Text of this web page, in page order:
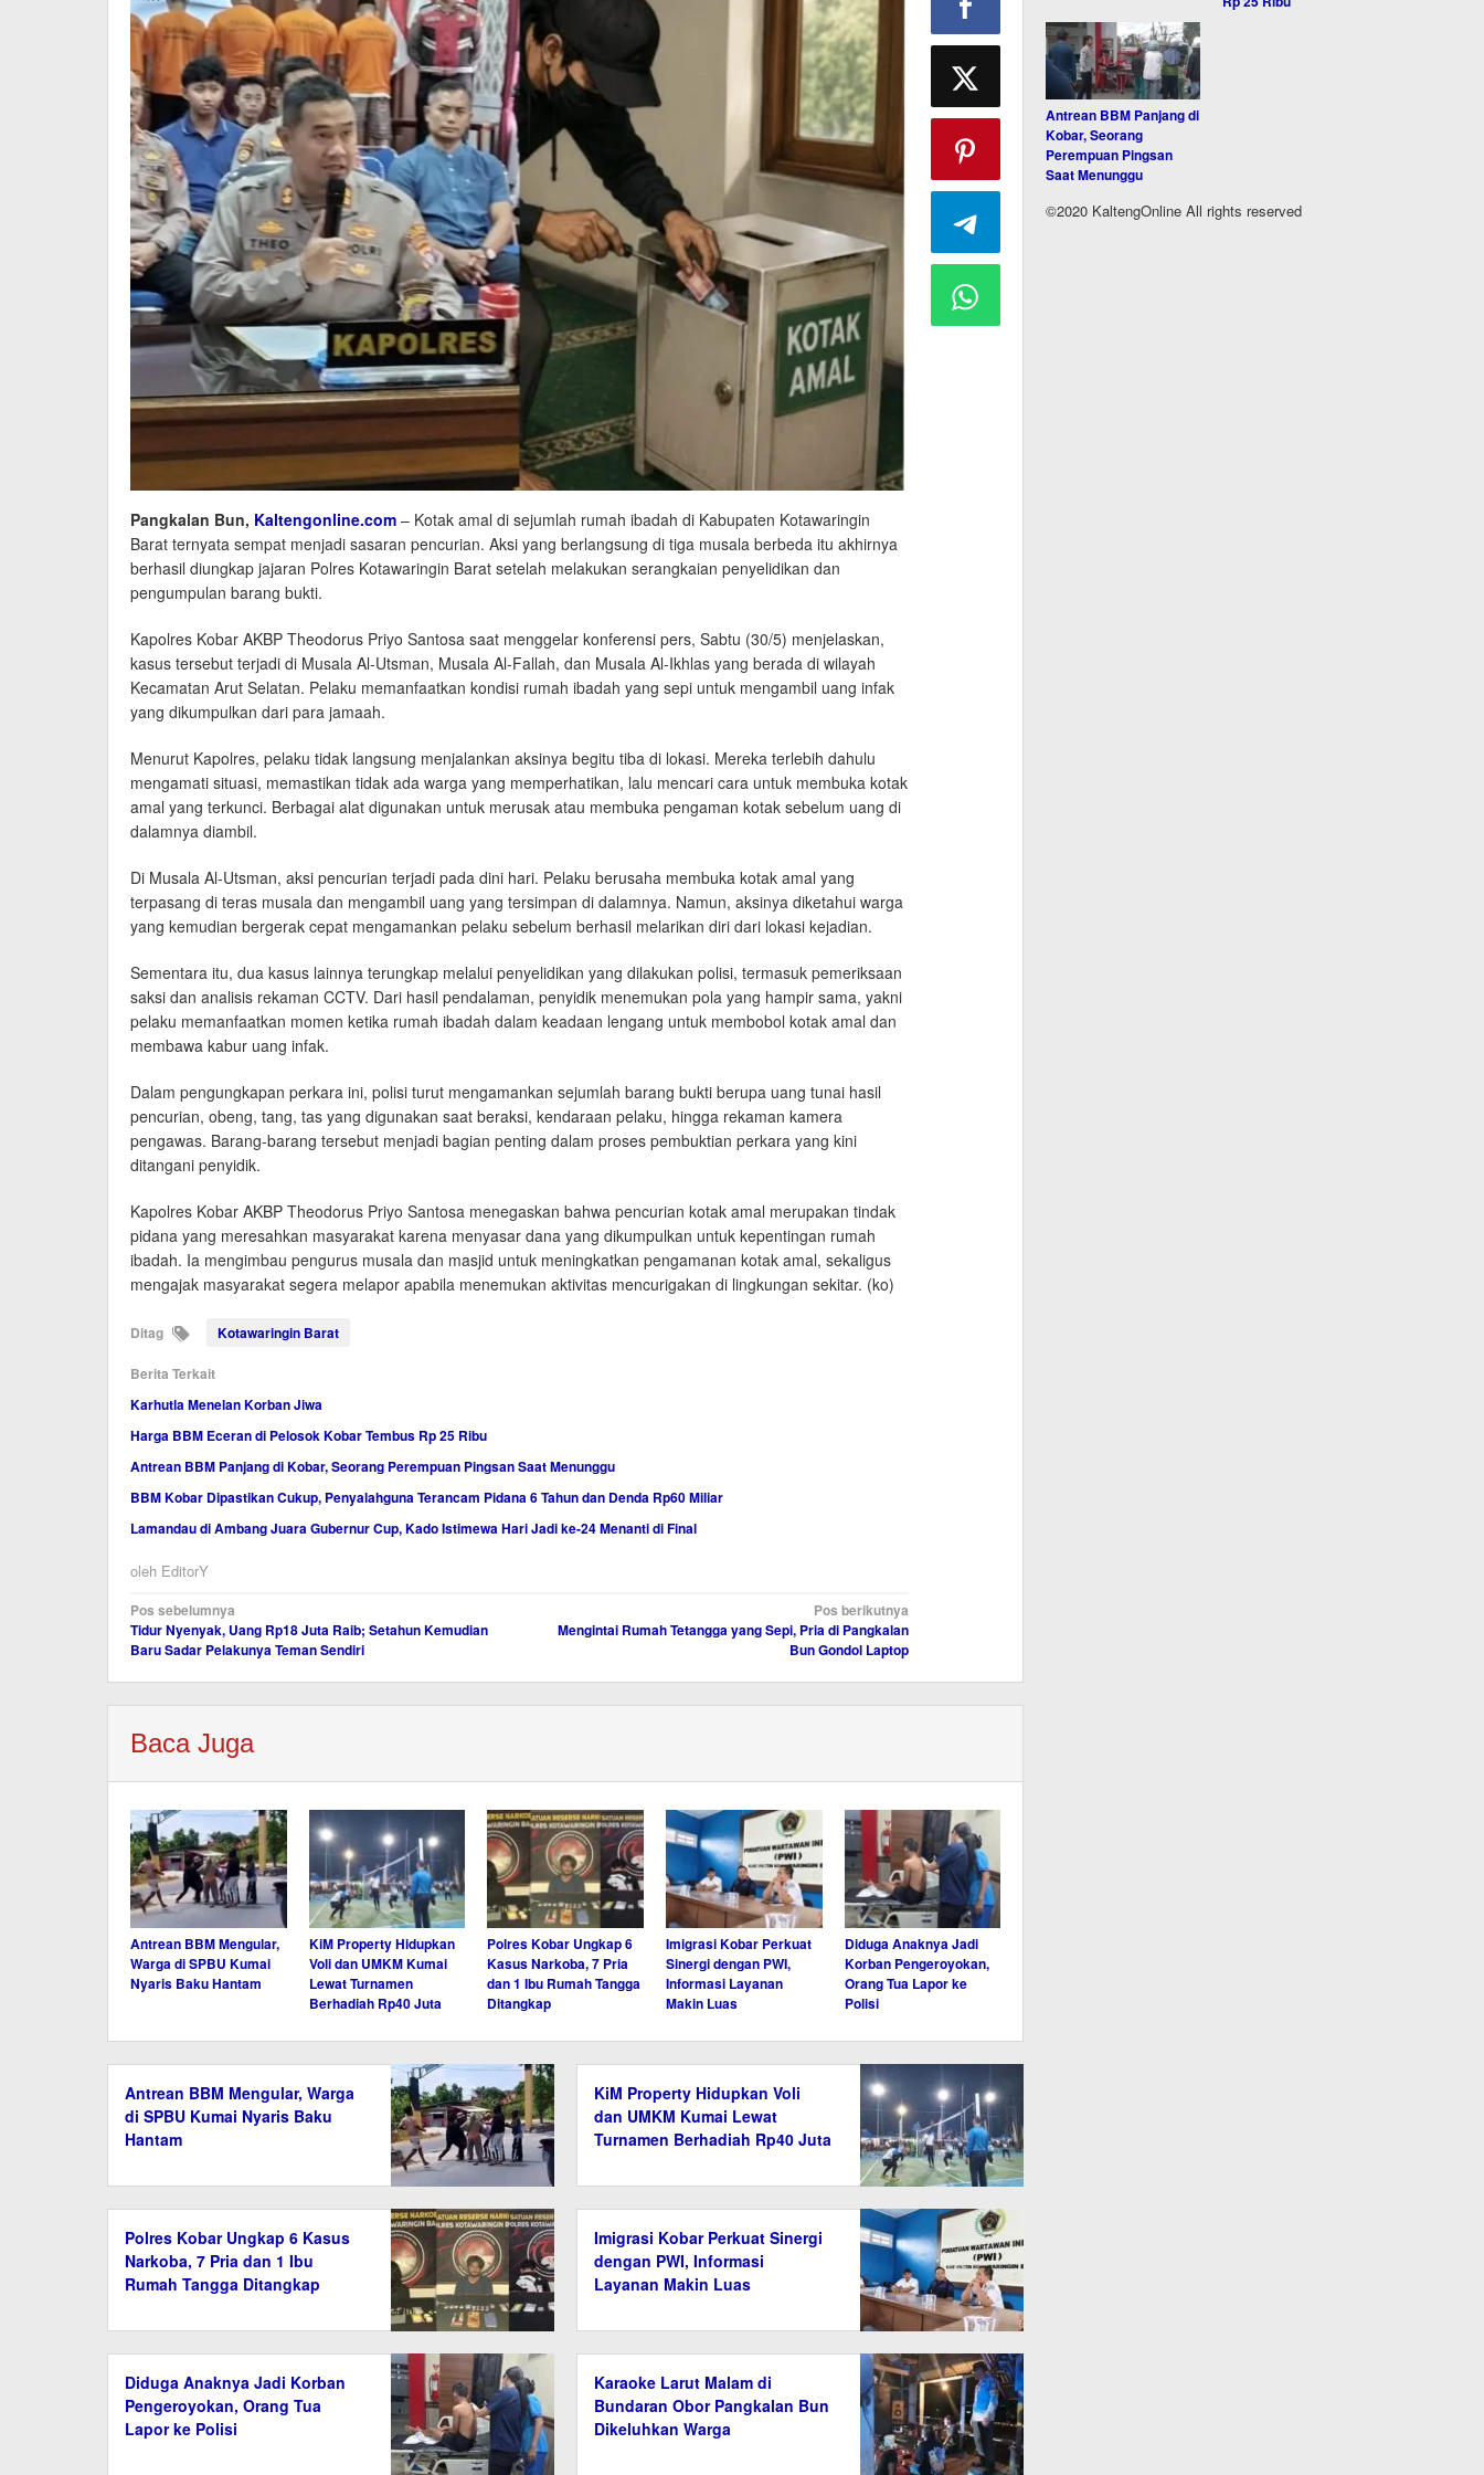
Pangkalan Bun, Kaltengonline.com – Kotak amal di sejumlah rumah ibadah di Kabupaten Kotawaringin
Barat ternyata sempat menjadi sasaran pencurian. Aksi yang berlangsung di tiga musala berbeda itu akhirnya
berhasil diungkap jajaran Polres Kotawaringin Barat setelah melakukan serangkaian penyelidikan dan
pengumpulan barang bukti.
Kapolres Kobar AKBP Theodorus Priyo Santosa saat menggelar konferensi pers, Sabtu (30/5) menjelaskan,
kasus tersebut terjadi di Musala Al-Utsman, Musala Al-Fallah, dan Musala Al-Ikhlas yang berada di wilayah
Kecamatan Arut Selatan. Pelaku memanfaatkan kondisi rumah ibadah yang sepi untuk mengambil uang infak
yang dikumpulkan dari para jamaah.
Menurut Kapolres, pelaku tidak langsung menjalankan aksinya begitu tiba di lokasi. Mereka terlebih dahulu
mengamati situasi, memastikan tidak ada warga yang memperhatikan, lalu mencari cara untuk membuka kotak
amal yang terkunci. Berbagai alat digunakan untuk merusak atau membuka pengaman kotak sebelum uang di
dalamnya diambil.
Di Musala Al-Utsman, aksi pencurian terjadi pada dini hari. Pelaku berusaha membuka kotak amal yang
terpasang di teras musala dan mengambil uang yang tersimpan di dalamnya. Namun, aksinya diketahui warga
yang kemudian bergerak cepat mengamankan pelaku sebelum berhasil melarikan diri dari lokasi kejadian.
Sementara itu, dua kasus lainnya terungkap melalui penyelidikan yang dilakukan polisi, termasuk pemeriksaan
saksi dan analisis rekaman CCTV. Dari hasil pendalaman, penyidik menemukan pola yang hampir sama, yakni
pelaku memanfaatkan momen ketika rumah ibadah dalam keadaan lengang untuk membobol kotak amal dan
membawa kabur uang infak.
Dalam pengungkapan perkara ini, polisi turut mengamankan sejumlah barang bukti berupa uang tunai hasil
pencurian, obeng, tang, tas yang digunakan saat beraksi, kendaraan pelaku, hingga rekaman kamera
pengawas. Barang-barang tersebut menjadi bagian penting dalam proses pembuktian perkara yang kini
ditangani penyidik.
Kapolres Kobar AKBP Theodorus Priyo Santosa menegaskan bahwa pencurian kotak amal merupakan tindak
pidana yang meresahkan masyarakat karena menyasar dana yang dikumpulkan untuk kepentingan rumah
ibadah. Ia mengimbau pengurus musala dan masjid untuk meningkatkan pengamanan kotak amal, sekaligus
mengajak masyarakat segera melapor apabila menemukan aktivitas mencurigakan di lingkungan sekitar. (ko)
Ditag Kotawaringin Barat
Berita Terkait
Karhutla Menelan Korban Jiwa
Harga BBM Eceran di Pelosok Kobar Tembus Rp 25 Ribu
Antrean BBM Panjang di Kobar, Seorang Perempuan Pingsan Saat Menunggu
BBM Kobar Dipastikan Cukup, Penyalahguna Terancam Pidana 6 Tahun dan Denda Rp60 Miliar
Lamandau di Ambang Juara Gubernur Cup, Kado Istimewa Hari Jadi ke-24 Menanti di Final
oleh EditorY
Navigasi
pos
Pos sebelumnya
Tidur Nyenyak, Uang Rp18 Juta Raib; Setahun Kemudian
Baru Sadar Pelakunya Teman Sendiri
Pos berikutnya
Mengintai Rumah Tetangga yang Sepi, Pria di Pangkalan
Bun Gondol Laptop
Baca Juga
Antrean BBM Mengular,
Warga di SPBU Kumai
Nyaris Baku Hantam
KiM Property Hidupkan
Voli dan UMKM Kumai
Lewat Turnamen
Berhadiah Rp40 Juta
Polres Kobar Ungkap 6
Kasus Narkoba, 7 Pria
dan 1 Ibu Rumah Tangga
Ditangkap
Imigrasi Kobar Perkuat
Sinergi dengan PWI,
Informasi Layanan
Makin Luas
Diduga Anaknya Jadi
Korban Pengeroyokan,
Orang Tua Lapor ke
Polisi
Antrean BBM Mengular, Warga
di SPBU Kumai Nyaris Baku
Hantam
KiM Property Hidupkan Voli
dan UMKM Kumai Lewat
Turnamen Berhadiah Rp40 Juta
Polres Kobar Ungkap 6 Kasus
Narkoba, 7 Pria dan 1 Ibu
Rumah Tangga Ditangkap
Imigrasi Kobar Perkuat Sinergi
dengan PWI, Informasi
Layanan Makin Luas
Diduga Anaknya Jadi Korban
Pengeroyokan, Orang Tua
Lapor ke Polisi
Karaoke Larut Malam di
Bundaran Obor Pangkalan Bun
Dikeluhkan Warga
Antrean BBM Panjang di
Kobar, Seorang
Perempuan Pingsan
Saat Menunggu
©2020 KaltengOnline All rights reserved